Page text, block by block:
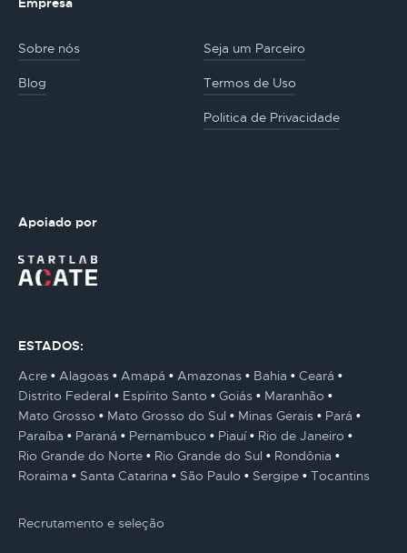
Sobre nós Seja um Parceiro
Blog Termos de Uso
Politica de Privacidade
Apoiado por
ESTADOS:
Acre
Alagoas Amapá Amazonas Bahia
Ceará
Distrito Federal
Espírito Santo Goiás
Maranhão
Mato Grosso
Mato Grosso do Sul Minas Gerais
Pará
Paraíba
Paraná Pernambuco Piauí
Rio de Janeiro
Rio Grande do Norte
Rio Grande do Sul
Rondônia
Roraima
Santa Catarina São Paulo Sergipe Tocantins
Recrutamento e seleção